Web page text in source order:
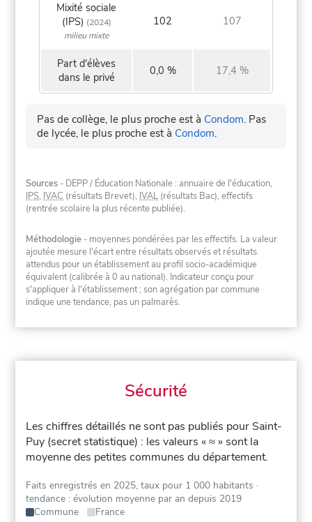
Mixité sociale
(IPS) (2024)
milieu mixte
102 107
Part d'élèves
dans le privé
0,0 % 17,4 %
Pas de collège, le plus proche est à Condom. Pas
de lycée, le plus proche est à Condom.
Sources - DEPP / Éducation Nationale : annuaire de l'éducation,
IPS, IVAC (résultats Brevet), IVAL (résultats Bac), effectifs
(rentrée scolaire la plus récente publiée).
Méthodologie - moyennes pondérées par les effectifs. La valeur
ajoutée mesure l'écart entre résultats observés et résultats
attendus pour un établissement au profil socio-académique
équivalent (calibrée à 0 au national). Indicateur conçu pour
s'appliquer à l'établissement ; son agrégation par commune
indique une tendance, pas un palmarès.
Sécurité
Les chiffres détaillés ne sont pas publiés pour Saint-
Puy (secret statistique) : les valeurs « ≈ » sont la
moyenne des petites communes du département.
Faits enregistrés en 2025, taux pour 1 000 habitants ·
tendance : évolution moyenne par an depuis 2019
Commune
France